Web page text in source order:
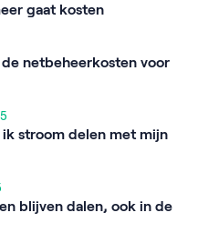
gaat kosten
netbeheerkosten voor
ik stroom delen met mijn
blijven dalen, ook in de